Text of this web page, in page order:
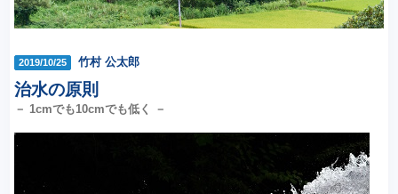
2019/10/25 竹村 公太郎
治水の原則
－ 1cmでも10cmでも低く －